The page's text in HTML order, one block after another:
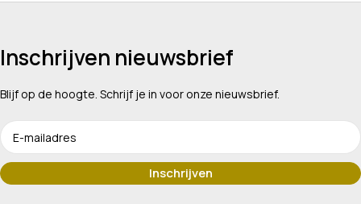
Inschrijven nieuwsbrief
Blijf op de hoogte. Schrijf je in voor onze nieuwsbrief.